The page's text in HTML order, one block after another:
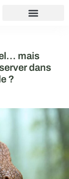
mais
dans
?